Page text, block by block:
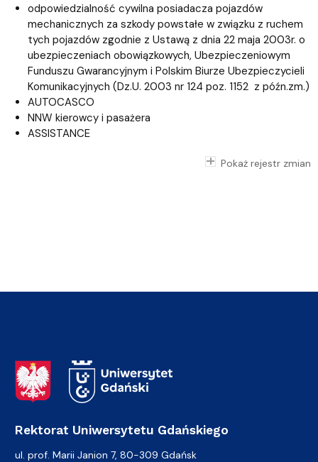
odpowiedzialność cywilna posiadacza pojazdów
mechanicznych za szkody powstałe w związku z ruchem
tych pojazdów zgodnie z Ustawą z dnia 22 maja 2003r. o
ubezpieczeniach obowiązkowych, Ubezpieczeniowym
Funduszu Gwarancyjnym i Polskim Biurze Ubezpieczycieli
Komunikacyjnych (Dz.U. 2003 nr 124 poz. 1152 z późn.zm.)
AUTOCASCO
NNW kierowcy i pasażera
ASSISTANCE
Pokaż rejestr zmian
Adres Rektoratu
Rektorat Uniwersytetu Gdańskiego
ul. prof. Marii Janion 7, 80-309 Gdańsk